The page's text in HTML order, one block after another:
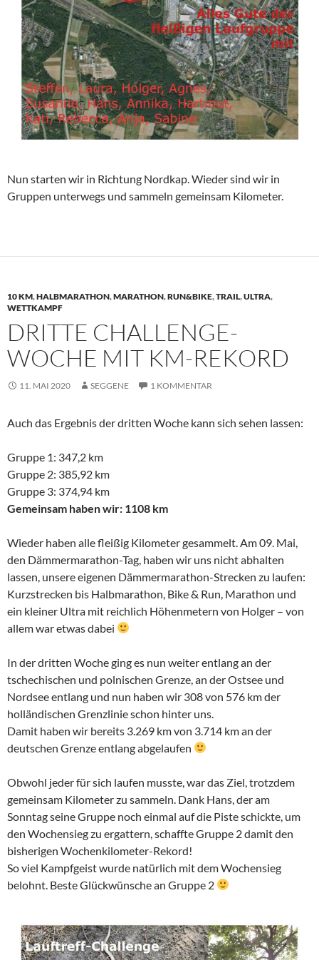
Nun starten wir in Richtung Nordkap. Wieder sind wir in
Gruppen unterwegs und sammeln gemeinsam Kilometer.
10 KM,HALBMARATHON,MARATHON,RUN&BIKE,TRAIL,ULTRA,
WETTKAMPF
DRITTE CHALLENGE-
WOCHE MIT KM-REKORD
11. MAI 2020 SEGGENE 1 KOMMENTAR
Auch das Ergebnis der dritten Woche kann sich sehen lassen:
Gruppe 1: 347,2 km
Gruppe 2: 385,92 km
Gruppe 3: 374,94 km
Gemeinsam haben wir: 1108 km
Wieder haben alle fleißig Kilometer gesammelt. Am 09. Mai,
den Dämmermarathon-Tag, haben wir uns nicht abhalten
lassen, unsere eigenen Dämmermarathon-Strecken zu laufen:
Kurzstrecken bis Halbmarathon, Bike & Run, Marathon und
ein kleiner Ultra mit reichlich Höhenmetern von Holger – von
allem war etwas dabei
In der dritten Woche ging es nun weiter entlang an der
tschechischen und polnischen Grenze, an der Ostsee und
Nordsee entlang und nun haben wir 308 von 576 km der
holländischen Grenzlinie schon hinter uns.
Damit haben wir bereits 3.269 km von 3.714 km an der
deutschen Grenze entlang abgelaufen
Obwohl jeder für sich laufen musste, war das Ziel, trotzdem
gemeinsam Kilometer zu sammeln. Dank Hans, der am
Sonntag seine Gruppe noch einmal auf die Piste schickte, um
den Wochensieg zu ergattern, schaffte Gruppe 2 damit den
bisherigen Wochenkilometer-Rekord!
So viel Kampfgeist wurde natürlich mit dem Wochensieg
belohnt. Beste Glückwünsche an Gruppe 2